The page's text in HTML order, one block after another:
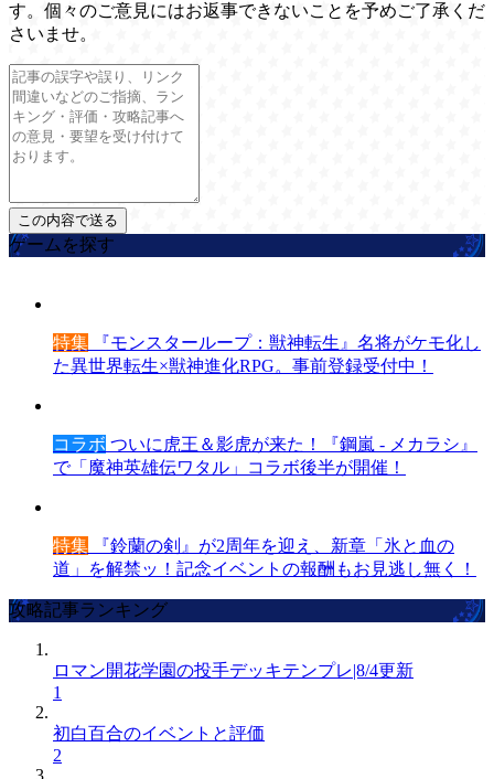
す。個々のご意見にはお返事できないことを予めご了承くだ
さいませ。
ゲームを探す
特集 『モンスターループ：獣神転生』名将がケモ化し
た異世界転生×獣神進化RPG。事前登録受付中！
コラボ ついに虎王＆影虎が来た！『鋼嵐 - メカラシ』
で「魔神英雄伝ワタル」コラボ後半が開催！
特集 『鈴蘭の剣』が2周年を迎え、新章「氷と血の
道」を解禁ッ！記念イベントの報酬もお見逃し無く！
攻略記事ランキング
ロマン開花学園の投手デッキテンプレ|8/4更新
1
初白百合のイベントと評価
2